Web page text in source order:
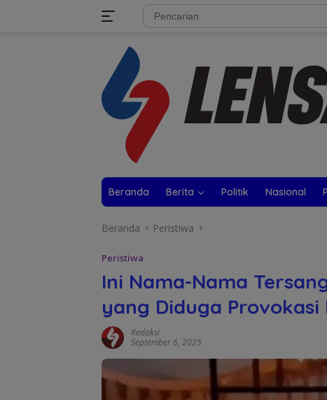
Beranda Berita Politik Nasional
Beranda Peristiwa
Peristiwa
Ini Nama-Nama
yang Diduga Provokasi
Redaksi
September 6, 2025